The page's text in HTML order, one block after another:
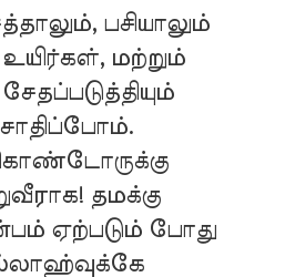
பசியாலும்
மற்றும்
தமக்கு
ஏற்படும் போது